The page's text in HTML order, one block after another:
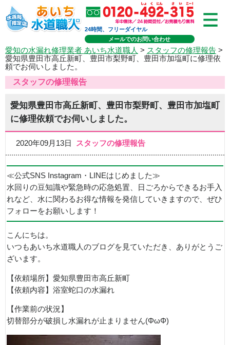
24時間、フリーダイヤル
メールでのお問い合わせ
愛知の水漏れ修理業者 あいち水道職人 > スタッフの修理報告 >
愛知県豊田市高丘新町、豊田市梨野町、豊田市加塩町に修理依
頼でお伺いしました。
スタッフの修理報告
愛知県豊田市高丘新町、豊田市梨野町、豊田市加塩町
に修理依頼でお伺いしました。
2020年09月13日 スタッフの修理報告
≪公式SNS Instagram・LINEはじめました≫
水回りの豆知識や緊急時の応急処置、日ごろからできるお手入
れなど、水に関わるお得な情報を発信していきますので、ぜひ
フォローをお願いします！
こんにちは。
いつもあいち水道職人のブログを見ていただき、ありがとうご
ざいます。
【依頼場所】愛知県豊田市高丘新町
【依頼内容】浴室蛇口の水漏れ
【作業前の状況】
切替部分が破損し水漏れが止まりません(ΦωΦ)